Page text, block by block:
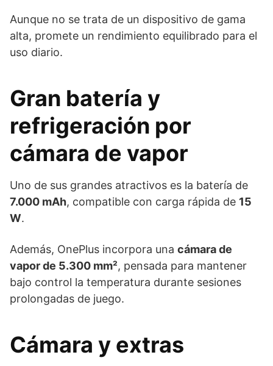
Aunque no se trata de un dispositivo de gama
alta, promete un rendimiento equilibrado para el
uso diario.
Gran batería y
refrigeración por
cámara de vapor
Uno de sus grandes atractivos es la batería de
7.000 mAh, compatible con carga rápida de 15
W.
Además, OnePlus incorpora una cámara de
vapor de 5.300 mm², pensada para mantener
bajo control la temperatura durante sesiones
prolongadas de juego.
Cámara y extras